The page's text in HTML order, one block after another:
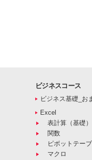
ビジネスコース
ビジネス基礎_お
Excel
表計算（基礎）
関数
ピボットテー
マクロ